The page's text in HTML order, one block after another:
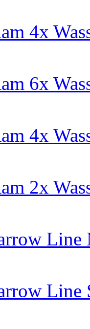
4x
6x
4x
2x